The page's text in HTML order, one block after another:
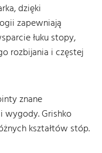
dzięki
zapewniają
łuku stopy,
rozbijania i częstej
znane
wygody. Grishko
kształtów stóp.